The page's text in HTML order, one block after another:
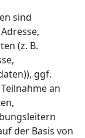
sind
(z. B.
ggf.
an
der Basis von